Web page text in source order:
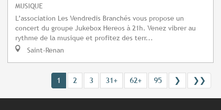
MUSIQUE
L’association Les Vendredis Branchés vous propose un
concert du groupe Jukebox Hereos à 21h. Venez vibrer au
rythme de la musique et profitez des terr...
Saint-Renan
1 2 3 31+ 62+ 95 ❯ ❯❯